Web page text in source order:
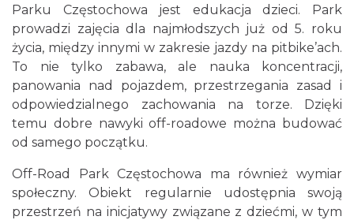
Parku Częstochowa jest edukacja dzieci. Park
prowadzi zajęcia dla najmłodszych już od 5. roku
życia, między innymi w zakresie jazdy na pitbike’ach.
To nie tylko zabawa, ale nauka koncentracji,
panowania nad pojazdem, przestrzegania zasad i
odpowiedzialnego zachowania na torze. Dzięki
temu dobre nawyki off-roadowe można budować
od samego początku.
Off-Road Park Częstochowa ma również wymiar
społeczny. Obiekt regularnie udostępnia swoją
przestrzeń na inicjatywy związane z dziećmi, w tym